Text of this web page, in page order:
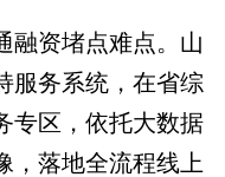
资堵点难点。山
服务系统，在省综
专区，依托大数据
，落地全流程线上